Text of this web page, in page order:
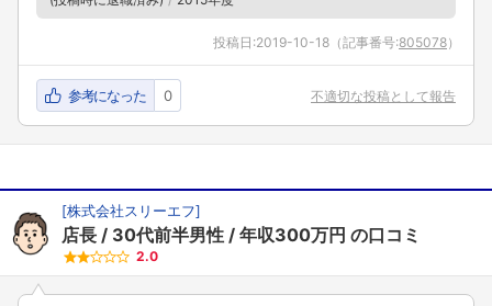
投稿日:2019-10-18 （記事番号:805078）
参考になった 0 不適切な投稿として報告
[株式会社スリーエフ]
店長 30代前半男性 年収300万円 の口コミ
2.0